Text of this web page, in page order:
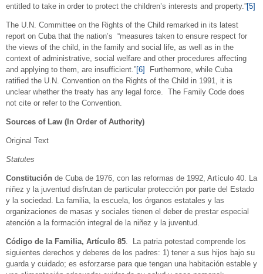
entitled to take in order to protect the children’s interests and property.”[5]
The U.N. Committee on the Rights of the Child remarked in its latest
report on Cuba that the nation’s “measures taken to ensure respect for
the views of the child, in the family and social life, as well as in the
context of administrative, social welfare and other procedures affecting
and applying to them, are insufficient.”[6]
Furthermore, while Cuba
ratified the U.N. Convention on the Rights of the Child in 1991, it is
unclear whether the treaty has any legal force. The Family Code does
not cite or refer to the Convention.
Sources of Law (In Order of Authority)
Original Text
Statutes
Constitución de Cuba de 1976, con las reformas de 1992, Artículo 40. La
niñez y la juventud disfrutan de particular protección por parte del Estado
y la sociedad. La familia, la escuela, los órganos estatales y las
organizaciones de masas y sociales tienen el deber de prestar especial
atención a la formación integral de la niñez y la juventud.
Código de la Familia, Artículo 85 . La patria potestad comprende los
siguientes derechos y deberes de los padres: 1) tener a sus hijos bajo su
guarda y cuidado; es esforzarse para que tengan una habitación estable y